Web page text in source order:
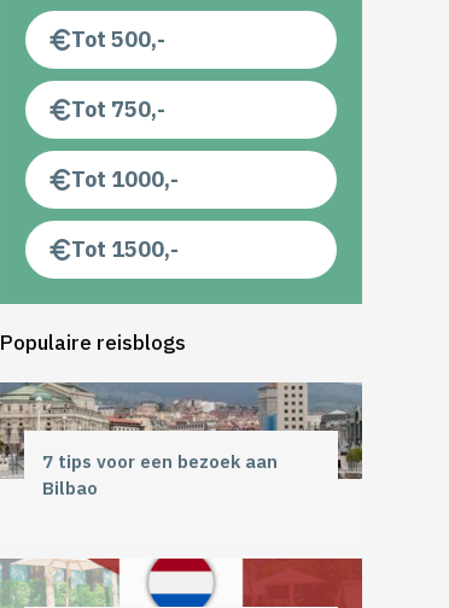
Tot 500,-
Tot 750,-
Tot 1000,-
Tot 1500,-
Populaire reisblogs
7 tips voor een bezoek aan
Bilbao